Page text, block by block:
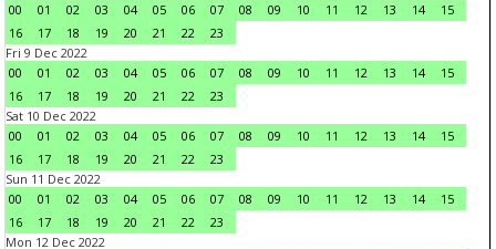
00
01 02 03 04 05 06 07 08 09 10 11 12 13 14
15
16
17 18 19 20 21 22
23
Fri 9 Dec 2022
00
01 02 03 04 05 06 07 08 09 10 11 12 13 14
15
16
17 18 19 20 21 22
23
Sat 10 Dec 2022
00
01 02 03 04 05 06 07 08 09 10 11 12 13 14
15
16
17 18 19 20 21 22
23
Sun 11 Dec 2022
00
01 02 03 04 05 06 07 08 09 10 11 12 13 14
15
16
17 18 19 20 21 22
23
Mon 12 Dec 2022